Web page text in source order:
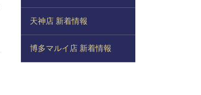
天神店 新着情報
博多マルイ店 新着情報